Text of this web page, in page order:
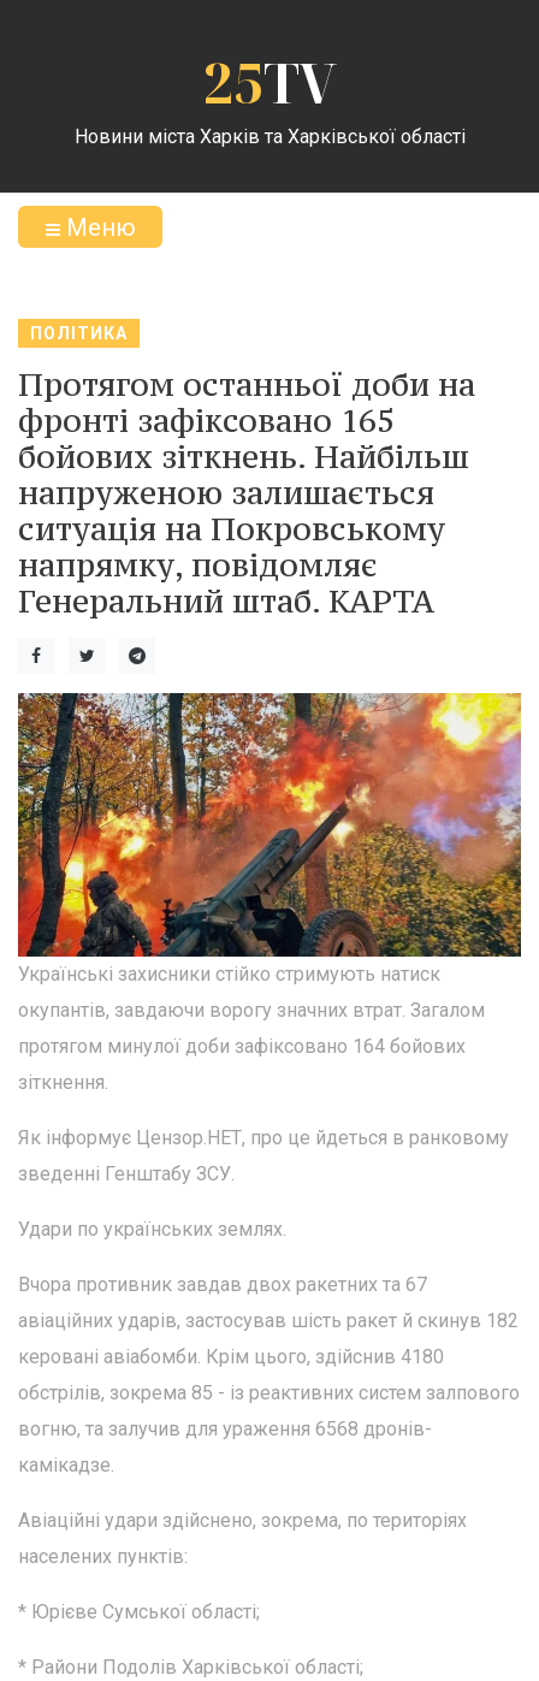
25TV
Новини міста Харків та Харківської області
Меню
ПОЛІТИКА
Протягом останньої доби на
фронті зафіксовано 165
бойових зіткнень. Найбільш
напруженою залишається
ситуація на Покровському
напрямку, повідомляє
Генеральний штаб. КАРТА
Українські захисники стійко стримують натиск
окупантів, завдаючи ворогу значних втрат. Загалом
протягом минулої доби зафіксовано 164 бойових
зіткнення.
Як інформує Цензор.НЕТ, про це йдеться в ранковому
зведенні Генштабу ЗСУ.
Удари по українських землях.
Вчора противник завдав двох ракетних та 67
авіаційних ударів, застосував шість ракет й скинув 182
керовані авіабомби. Крім цього, здійснив 4180
обстрілів, зокрема 85 - із реактивних систем залпового
вогню, та залучив для ураження 6568 дронів-
камікадзе.
Авіаційні удари здійснено, зокрема, по територіях
населених пунктів:
* Юрієве Сумської області;
* Райони Подолів Харківської області;